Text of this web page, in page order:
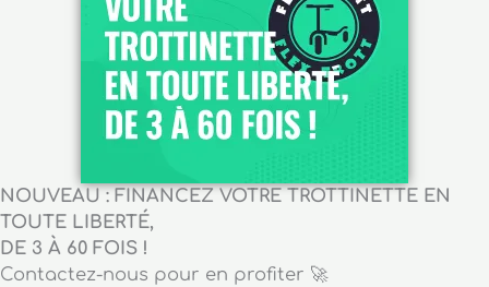
NOUVEAU : FINANCEZ VOTRE TROTTINETTE EN
TOUTE LIBERTÉ,
DE 3 À 60 FOIS !
Contactez-nous pour en profiter 🚀